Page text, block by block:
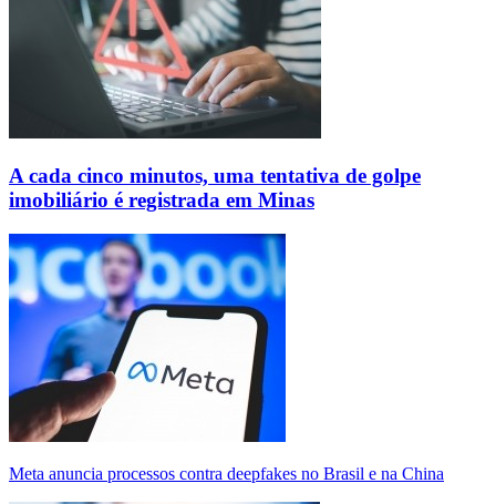
A cada cinco minutos, uma tentativa de golpe
imobiliário é registrada em Minas
Meta anuncia processos contra deepfakes no Brasil e na China